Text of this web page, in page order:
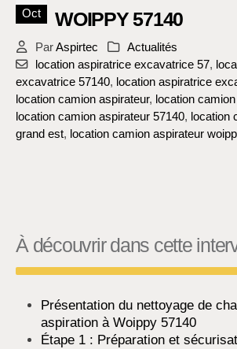
Oct
WOIPPY 57140
ParAspirtec
Actualités
location aspiratrice excavatrice 57,
excavatrice 57140, location aspiratrice
location camion aspirateur, location
location camion aspirateur 57140, location
grand est, location camion aspirateur
À découvrir dans cette
Présentation du nettoyage de
aspiration à Woippy 57140
Étape 1 : Préparation et